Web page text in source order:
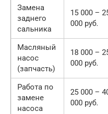
Замена
заднего
сальника
15 000 –
000 руб.
Масляный
насос
(запчасть)
18 000 –
000 руб.
Работа по
замене
насоса
25 000 –
000 руб.